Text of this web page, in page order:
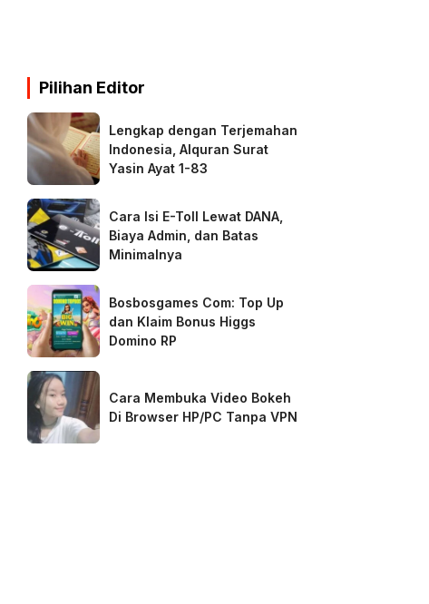
Pilihan Editor
Lengkap dengan Terjemahan
Indonesia, Alquran Surat
Yasin Ayat 1-83
Cara Isi E-Toll Lewat DANA,
Biaya Admin, dan Batas
Minimalnya
Bosbosgames Com: Top Up
dan Klaim Bonus Higgs
Domino RP
Cara Membuka Video Bokeh
Di Browser HP/PC Tanpa VPN